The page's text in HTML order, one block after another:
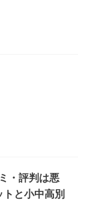
・評判は悪
と小中高別